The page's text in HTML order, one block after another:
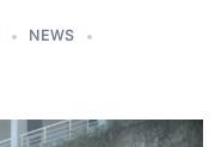
NEWS